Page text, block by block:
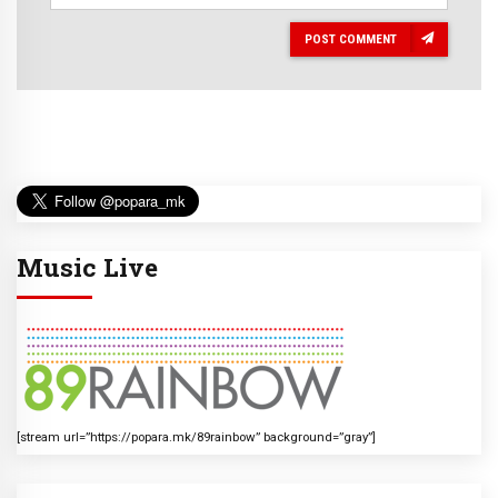
POST COMMENT
Music Live
[stream url=”https://popara.mk/89rainbow” background=”gray”]